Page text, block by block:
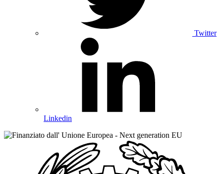
Twitter
Linkedin